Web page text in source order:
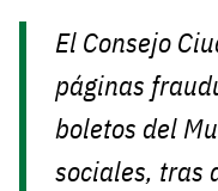
El Consejo
páginas
boletos del
sociales, tras